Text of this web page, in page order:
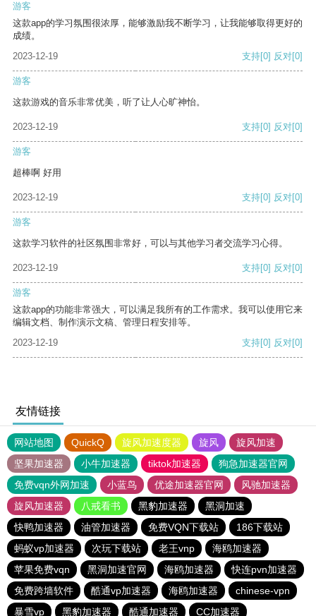
游客
这款app的学习氛围很浓厚，能够激励我不断学习，让我能够取得更好的
成绩。
2023-12-19
支持[0] 反对[0]
游客
这款游戏的音乐非常优美，听了让人心旷神怡。
2023-12-19 支持[0] 反对[0]
游客
超棒啊 好用
2023-12-19 支持[0] 反对[0]
游客
这款学习软件的社区氛围非常好，可以与其他学习者交流学习心得。
2023-12-19 支持[0] 反对[0]
游客
这款app的功能非常强大，可以满足我所有的工作需求。我可以使用它来
编辑文档、制作演示文稿、管理日程安排等。
2023-12-19
支持[0] 反对[0]
友情链接
网站地图 QuickQ 旋风加速度器 旋风
旋风加速
坚果加速器
小牛加速器 tiktok加速器
狗急加速器官网
免费vqn外网加速
小蓝鸟 优途加速器官网
风驰加速器
旋风加速器
八戒看书 黑豹加速器
黑洞加速
快鸭加速器
油管加速器 免费VQN下载站
186下载站
蚂蚁vp加速器
次玩下载站 老王vnp
海鸥加速器
苹果免费vqn
黑洞加速官网 海鸥加速器
快连pvn加速器
免费跨墙软件
酷通vp加速器 海鸥加速器
chinese-vpn
暴雪vp
黑豹加速器 酷通加速器 CC加速器